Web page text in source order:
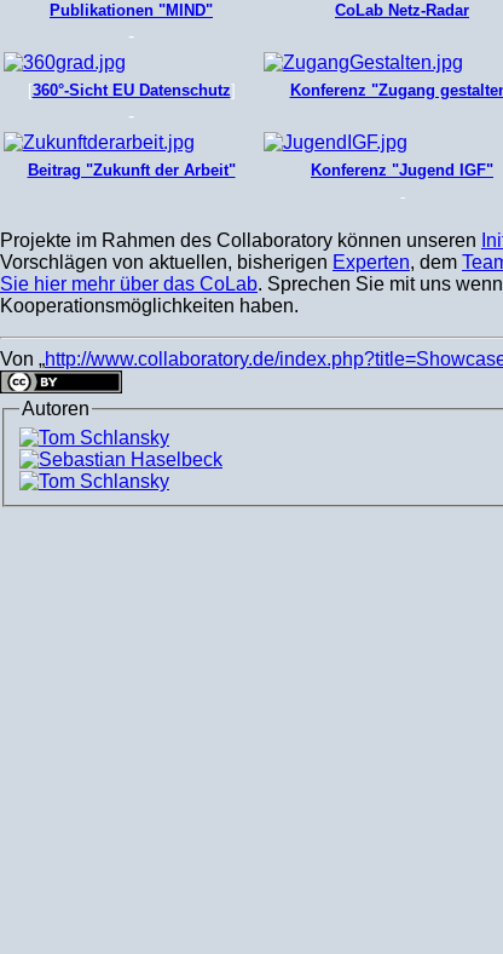
Publikationen "MIND" CoLab Netz-Radar
-
[360°-Sicht EU Datenschutz] Konferenz "Zugang
-
Beitrag "Zukunft der Arbeit" Konferenz "Jugend IGF"
-
Projekte im Rahmen des Collaboratory können unseren
Vorschlägen von aktuellen, bisherigen Experten, dem
Sie hier mehr über das CoLab. Sprechen Sie mit uns
Kooperationsmöglichkeiten haben.
Von „http://www.collaboratory.de/
Autoren